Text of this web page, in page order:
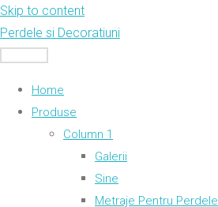
Skip to content
Perdele si Decoratiuni
Home
Produse
Column 1
Galerii
Sine
Metraje Pentru Perdele